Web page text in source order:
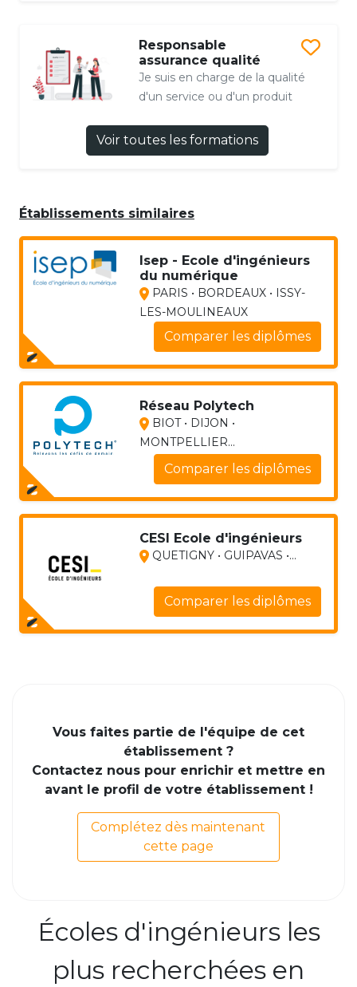
Responsable
assurance qualité
Je suis en charge de la qualité
d'un service ou d'un produit
Voir toutes les formations
Établissements similaires
Isep - Ecole d'ingénieurs
du numérique
PARIS • BORDEAUX • ISSY-
LES-MOULINEAUX
Comparer les diplômes
Réseau Polytech
BIOT • DIJON •
MONTPELLIER...
Comparer les diplômes
CESI Ecole d'ingénieurs
QUETIGNY • GUIPAVAS •...
Comparer les diplômes
Vous faites partie de l'équipe de cet
établissement ?
Contactez nous pour enrichir et mettre en
avant le profil de votre établissement !
Complétez dès maintenant
cette page
Écoles d'ingénieurs les
plus recherchées en